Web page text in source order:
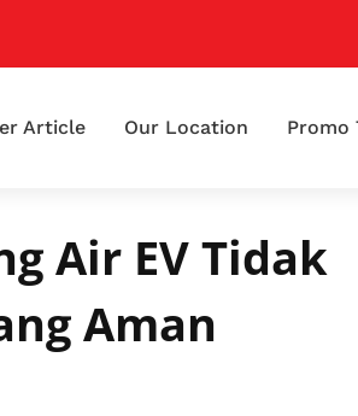
Article Our Location Promo
Air EV Tidak
Aman